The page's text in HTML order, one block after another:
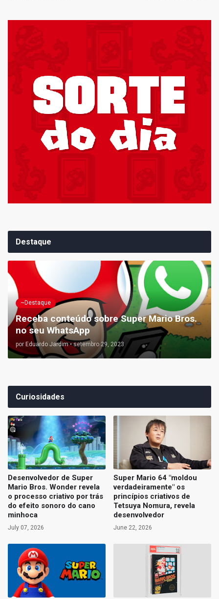
Destaque
~Destaque
Receba conteúdo sobre Super Mario Bros.
no seu WhatsApp
por Eduardo Jardim • setembro 29, 2023
Curiosidades
Desenvolvedor de Super
Mario Bros. Wonder revela
o processo criativo por trás
do efeito sonoro do cano
minhoca
July 07, 2026
Super Mario 64 "moldou
verdadeiramente" os
princípios criativos de
Tetsuya Nomura, revela
desenvolvedor
June 22, 2026